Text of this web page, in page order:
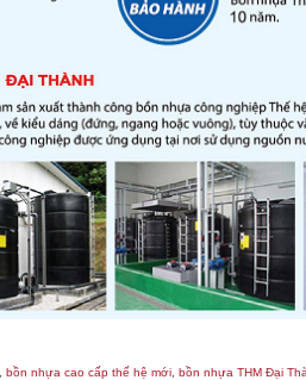
bồn nhựa cao cấp thế hệ mới bồn nhựa THM Đại